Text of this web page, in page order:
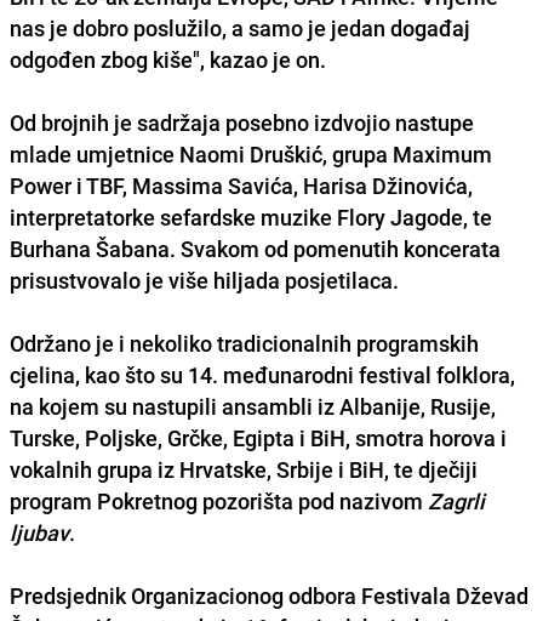
nas je dobro poslužilo, a samo je jedan događaj
odgođen zbog kiše", kazao je on.
Od brojnih je sadržaja posebno izdvojio nastupe
mlade umjetnice Naomi Druškić, grupa Maximum
Power i TBF, Massima Savića, Harisa Džinovića,
interpretatorke sefardske muzike Flory Jagode, te
Burhana Šabana. Svakom od pomenutih koncerata
prisustvovalo je više hiljada posjetilaca.
Održano je i nekoliko tradicionalnih programskih
cjelina, kao što su 14. međunarodni festival folklora,
na kojem su nastupili ansambli iz Albanije, Rusije,
Turske, Poljske, Grčke, Egipta i BiH, smotra horova i
vokalnih grupa iz Hrvatske, Srbije i BiH, te dječiji
program Pokretnog pozorišta pod nazivom Zagrli
ljubav.
Predsjednik Organizacionog odbora Festivala Dževad